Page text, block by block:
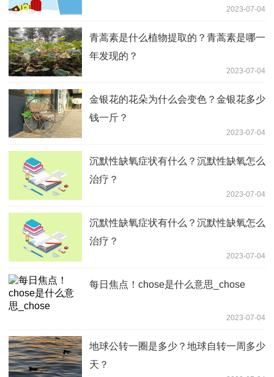
2023-07-04
青蒿素是什么植物提取的？青蒿素是哪一
年发现的？
2023-07-04
金银花的花朵为什么会变色？金银花多少
钱一斤？
2023-07-04
沉默性缺氧症状有什么？沉默性缺氧怎么
治疗？
2023-07-04
沉默性缺氧症状有什么？沉默性缺氧怎么
治疗？
2023-07-04
每日焦点！chose是什么意思_chose
2023-07-04
地球公转一圈是多少？地球自转一周多少
天？